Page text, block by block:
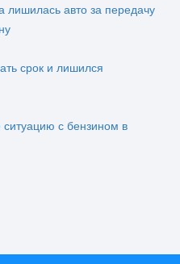
лишилась авто за передачу
срок и лишился
ситуацию с бензином в